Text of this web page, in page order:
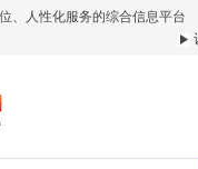
、人性化服务的综合信息平台